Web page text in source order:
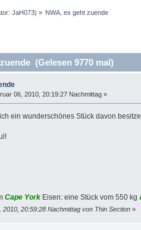
JaH073) » NWA, es geht zuende
(Gelesen 9770 mal)
06, 2010, 20:19:27 Nachmittag »
ich ein wunderschönes Stück davon
Cape YorkEisen: eine Stück vom 550 kg
20:59:28 Nachmittag von Thin Section»